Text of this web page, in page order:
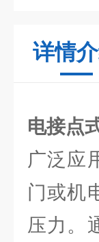
详情
电接点
广泛应
门或机
压力。